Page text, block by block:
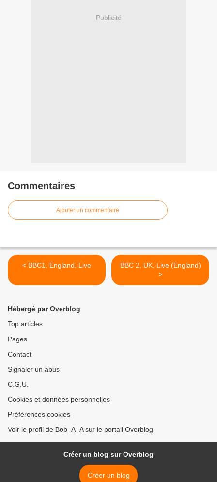
Publicité
Commentaires
Ajouter un commentaire
< BBC1, England, Live
BBC 2, UK, Live (England)
>
Hébergé par Overblog
Top articles
Pages
Contact
Signaler un abus
C.G.U.
Cookies et données personnelles
Préférences cookies
Voir le profil de Bob_A_A sur le portail Overblog
Créer un blog sur Overblog
Créer un blog